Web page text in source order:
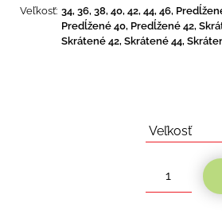
Veľkosť: 34, 36, 38, 40, 42, 44, 46,
Predĺžené 40, Predĺžené 42,
Skrátené 42, Skrátené 44,
množstvo